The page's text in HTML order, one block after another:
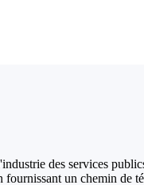
des services
fournissant un chemin de